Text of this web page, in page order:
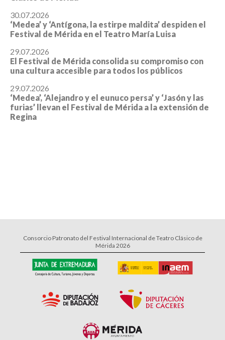
30.07.2026
‘Medea’ y ‘Antígona, la estirpe maldita’ despiden el
Festival de Mérida en el Teatro María Luisa
29.07.2026
El Festival de Mérida consolida su compromiso con
una cultura accesible para todos los públicos
29.07.2026
‘Medea’, ‘Alejandro y el eunuco persa’ y ‘Jasón y las
furias’ llevan el Festival de Mérida a la extensión de
Regina
Consorcio Patronato del Festival Internacional de Teatro Clásico de
Mérida 2026